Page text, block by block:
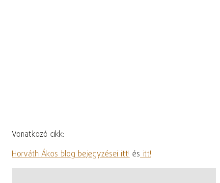
Vonatkozó cikk:
Horváth Ákos blog bejegyzései itt! ésitt!